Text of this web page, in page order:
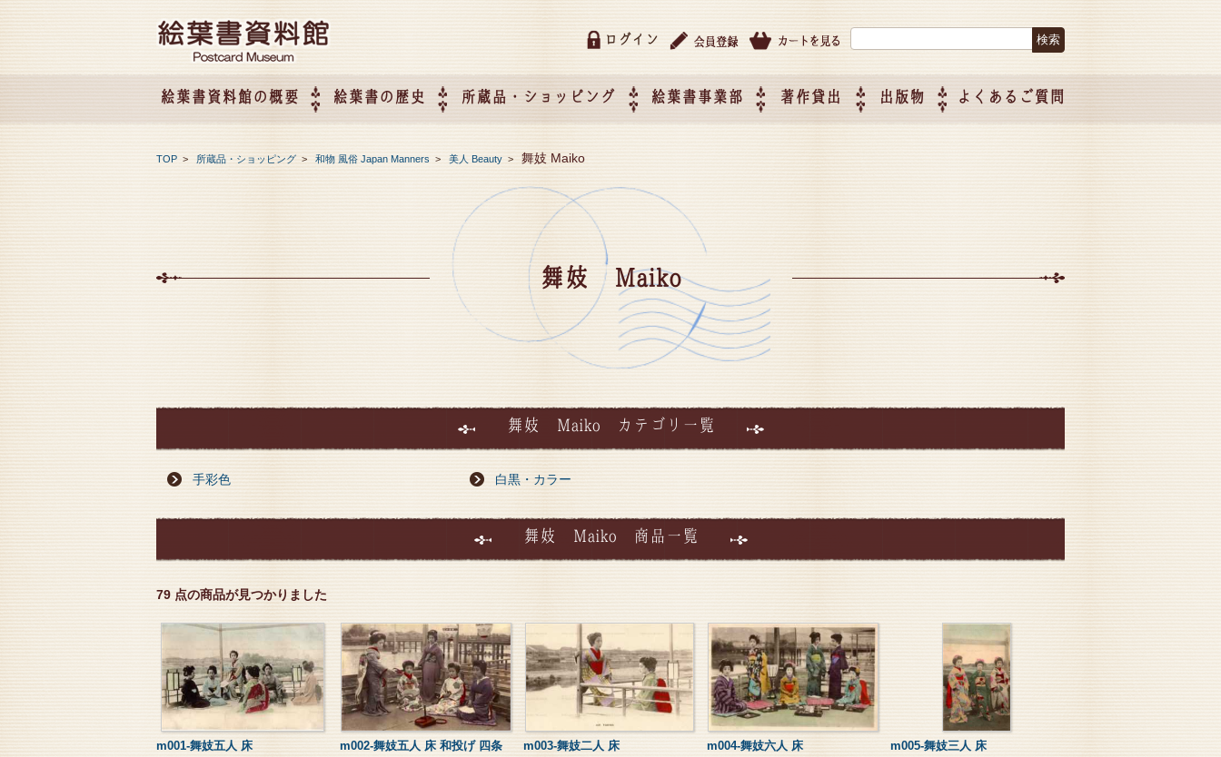
ログイン
絵葉書資料館の概要 絵葉書の歴史 所蔵品・ショッピング 絵葉書事業部 著作貸出 出版物 よくあるご質問
TOP > 所蔵品・ショッピング > 和物 風俗 Japan Manners > 美人 Beauty > 舞妓 Maiko
舞妓 Maiko
舞妓 Maiko カテゴリ一覧
手彩色 白黒・カラー
舞妓 Maiko 商品一覧
79 点の商品が見つかりました
m001-舞妓五人 床
m002-舞妓五人 床 和投げ 四条
m003-舞妓二人 床 m004-舞妓六人 床 m005-舞妓三人 床